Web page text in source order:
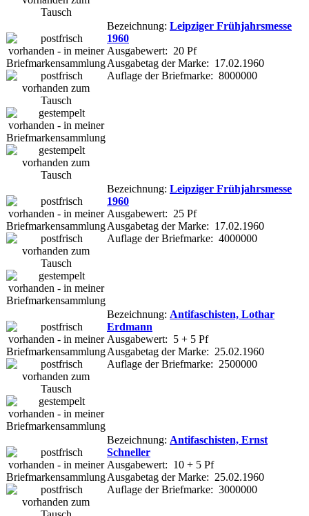
Bezeichnung: Leipziger Frühjahrsmesse
1960
Ausgabewert: 20 Pf
Ausgabetag der Marke: 17.02.1960
Auflage der Briefmarke: 8000000
Bezeichnung: Leipziger Frühjahrsmesse
1960
Ausgabewert: 25 Pf
Ausgabetag der Marke: 17.02.1960
Auflage der Briefmarke: 4000000
Bezeichnung: Antifaschisten, Lothar
Erdmann
Ausgabewert: 5 + 5 Pf
Ausgabetag der Marke: 25.02.1960
Auflage der Briefmarke: 2500000
Bezeichnung: Antifaschisten, Ernst
Schneller
Ausgabewert: 10 + 5 Pf
Ausgabetag der Marke: 25.02.1960
Auflage der Briefmarke: 3000000